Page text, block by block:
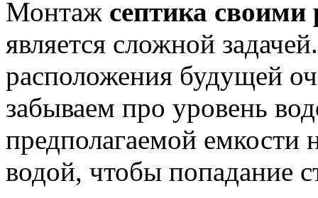
Монтаж септика
является сложной
расположения будущей
забываем про уровень
предполагаемой емкости
водой, чтобы попадание